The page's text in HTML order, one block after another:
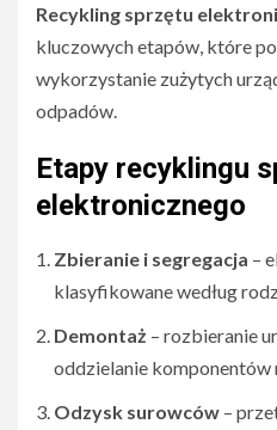
Recykling sprzętu
kluczowych etapów, które
wykorzystanie zużytych
odpadów.
Etapy recyklingu
elektronicznego
Zbieranie i segregacja –
klasyfikowane według
Demontaż – rozbieranie
oddzielanie komponentów
Odzysk surowców –